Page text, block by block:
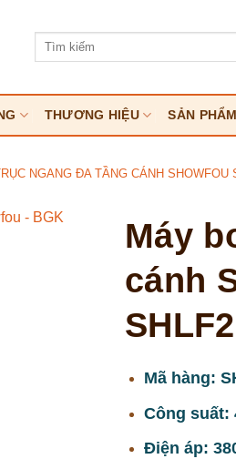
Tìm
kiếm:
THƯƠNG HIỆU SẢN
NGANG ĐA TẦNG CÁNH SHOWFOU
Máy
cánh
Mã hàng:
Công suất:
Điện áp: